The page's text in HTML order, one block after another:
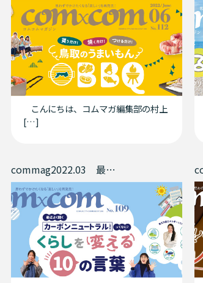
こんにちは、コムマガ編集部の村上
[…]
commag2022.03 最近よく聞くカーボンニュートラルってなに？くらしを変える10の言葉